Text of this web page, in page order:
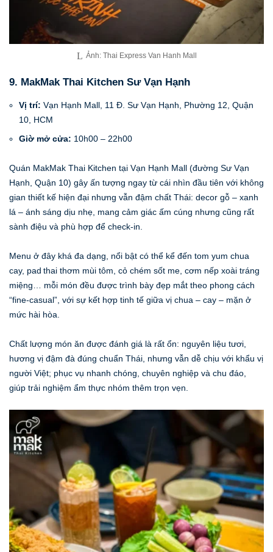
Ảnh: Thai Express Van Hanh Mall
9. MakMak Thai Kitchen Sư Vạn Hạnh
Vị trí: Vạn Hạnh Mall, 11 Đ. Sư Vạn Hạnh, Phường 12, Quận
10, HCM
Giờ mở cửa: 10h00 – 22h00
Quán MakMak Thai Kitchen tại Vạn Hạnh Mall (đường Sư Vạn
Hạnh, Quận 10) gây ấn tượng ngay từ cái nhìn đầu tiên với không
gian thiết kế hiện đại nhưng vẫn đậm chất Thái: decor gỗ – xanh
lá – ánh sáng dịu nhẹ, mang cảm giác ấm cúng nhưng cũng rất
sành điệu và phù hợp để check‑in.
Menu ở đây khá đa dạng, nổi bật có thể kể đến tom yum chua
cay, pad thai thơm mùi tôm, cỏ chém sốt me, cơm nếp xoài tráng
miệng… mỗi món đều được trình bày đẹp mắt theo phong cách
“fine‑casual”, với sự kết hợp tinh tế giữa vị chua – cay – mặn ở
mức hài hòa.
Chất lượng món ăn được đánh giá là rất ổn: nguyên liệu tươi,
hương vị đậm đà đúng chuẩn Thái, nhưng vẫn dễ chịu với khẩu vị
người Việt; phục vụ nhanh chóng, chuyên nghiệp và chu đáo,
giúp trải nghiệm ẩm thực nhóm thêm trọn vẹn.